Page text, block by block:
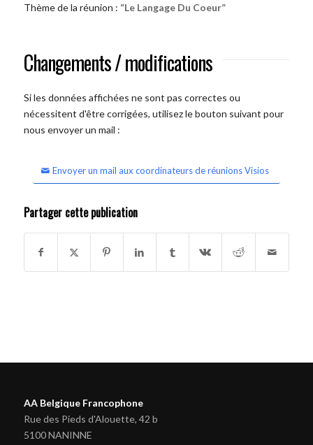
Thème de la réunion : “Le Langage Du Coeur”
Changements / modifications
Si les données affichées ne sont pas correctes ou
nécessitent d'être corrigées, utilisez le bouton suivant pour
nous envoyer un mail :
Envoyer un mail aux coordinateurs de réunions Visios
Partager cette publication
AA Belgique Francophone
Rue des Pieds d'Alouette, 42 b
5100 NANINNE